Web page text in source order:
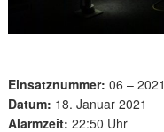
Einsatznummer: 06 – 2021
Datum: 18. Januar 2021
Alarmzeit: 22:50 Uhr